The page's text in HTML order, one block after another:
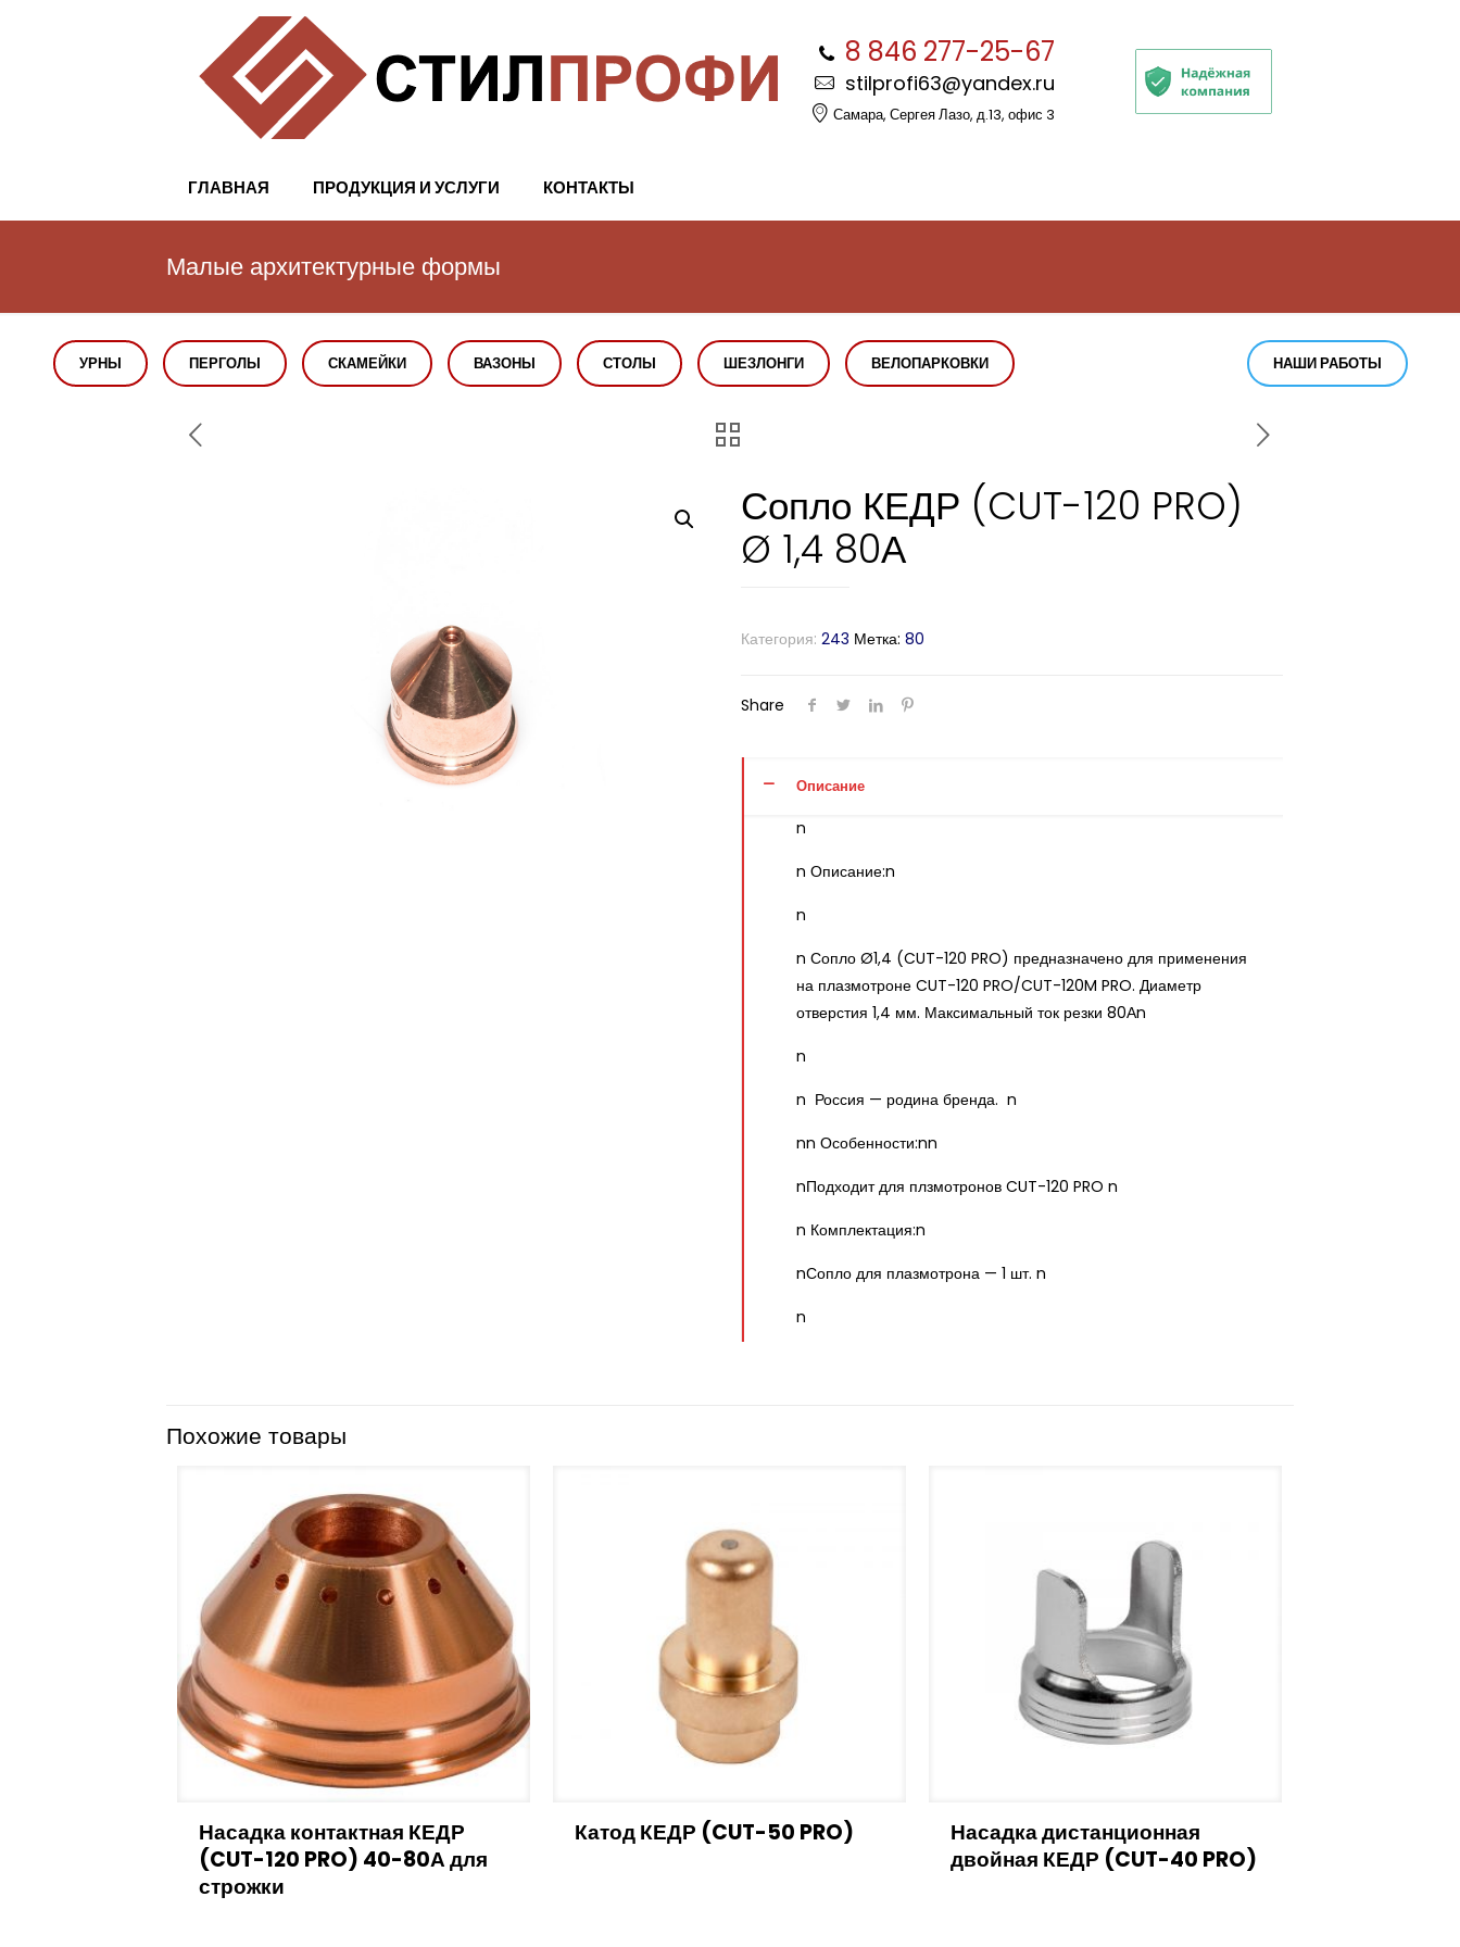
ГЛАВНАЯ ПРОДУКЦИЯ И УСЛУГИ КОНТАКТЫ
8 846 277-25-67
stilprofi63@yandex.ru
Самара, Сергея Лазо, д.13, офис 3
Малые архитектурные формы
УРНЫ ПЕРГОЛЫ СКАМЕЙКИ ВАЗОНЫ СТОЛЫ ШЕЗЛОНГИ ВЕЛОПАРКОВКИ НАШИ РАБОТЫ
Сопло КЕДР (CUT-120 PRO)
Ø 1,4 80А
Категория:243 Метка:80
Share
Описание
n
n Описание:n
n
n Сопло Ø1,4 (CUT-120 PRO) предназначено для применения
на плазмотроне CUT-120 PRO/CUT-120M PRO. Диаметр
отверстия 1,4 мм. Максимальный ток резки 80Аn
n
n Россия — родина бренда. n
nn Особенности:nn
nПодходит для плзмотронов CUT-120 PRO n
n Комплектация:n
nСопло для плазмотрона — 1 шт. n
n
Похожие товары
Насадка контактная КЕДР
(CUT-120 PRO) 40-80А для
строжки
Катод КЕДР (CUT-50 PRO)
Насадка дистанционная
двойная КЕДР (CUT-40 PRO)